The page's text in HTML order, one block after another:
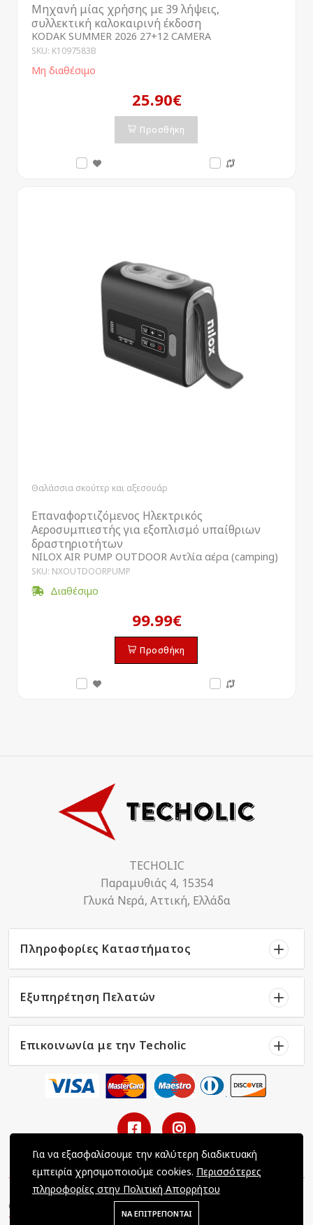
Μηχανή μίας χρήσης με 39 λήψεις,
συλλεκτική καλοκαιρινή έκδοση
KODAK SUMMER 2026 27+12 CAMERA
SKU: K1097583B
Μη διαθέσιμο
25.90€
Προσθήκη
Θαλάσσια σκούτερ και αξεσουάρ
Επαναφορτιζόμενος Ηλεκτρικός
Αεροσυμπιεστής για εξοπλισμό υπαίθριων
δραστηριοτήτων
NILOX AIR PUMP OUTDOOR Αντλία αέρα (camping)
SKU: NXOUTDOORPUMP
Διαθέσιμο
99.99€
Προσθήκη
TECHOLIC
Παραμυθιάς 4, 15354
Γλυκά Νερά, Αττική, Ελλάδα
Πληροφορίες Καταστήματος
Εξυπηρέτηση Πελατών
Επικοινωνία με την Techolic
Copyright © 2022 Techolic / All Rights Reserved / Powered by
Tec-Dynamics LTD
Για να εξασφαλίσουμε την καλύτερη διαδικτυακή
εμπειρία χρησιμοποιούμε cookies. Περισσότερες
πληροφορίες στην Πολιτική Απορρήτου
ΝΑ ΕΠΙΤΡΕΠΟΝΤΑΙ